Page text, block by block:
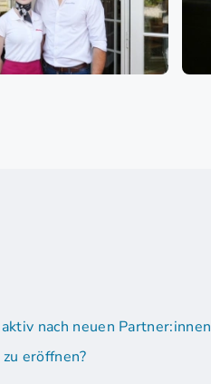
nach neuen Partner:innen
eröffnen?